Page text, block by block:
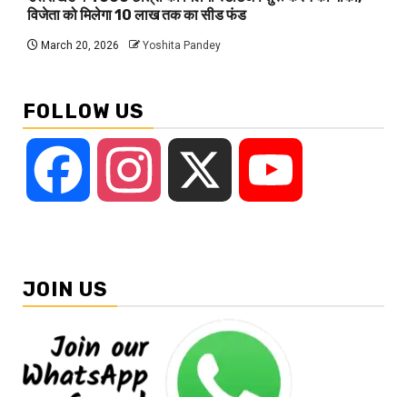
विजेता को मिलेगा 10 लाख तक का सीड फंड
March 20, 2026 Yoshita Pandey
FOLLOW US
Facebook Instagram
JOIN US